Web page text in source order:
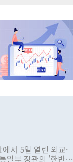
서 5일 열린 외교·
일부 장관의 '한반도